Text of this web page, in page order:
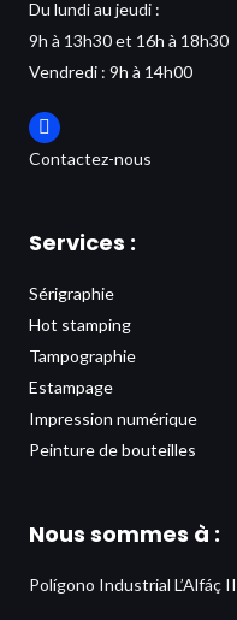
Du lundi au jeudi :
9h à 13h30 et 16h à 18h30
Vendredi : 9h à 14h00
Contactez-nous
Services :
Sérigraphie
Hot stamping
Tampographie
Estampage
Impression numérique
Peinture de bouteilles
Nous sommes à :
Polígono Industrial L’Alfáç